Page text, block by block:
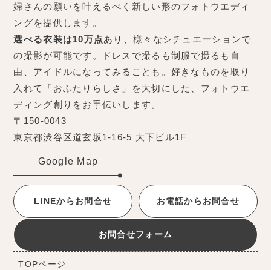
婦さんの願いを叶えるべく新しい形のフォトウエディ
ングを提供します。
選べる衣装は10万点あり、様々なシチュエーションで
の撮影が可能です。ドレスで撮るも制服で撮るも自
由、アイドルになってみることも。好きなものを取り
入れて「おふたりらしさ」を大切にした、フォトウエ
ディング創りをお手伝いします。
〒150-0043
東京都渋谷区道玄坂1-16-5 大下ビル1F
Google Map
LINEからお問合せ お電話からお問合せ
お問合せフォーム
TOPページ